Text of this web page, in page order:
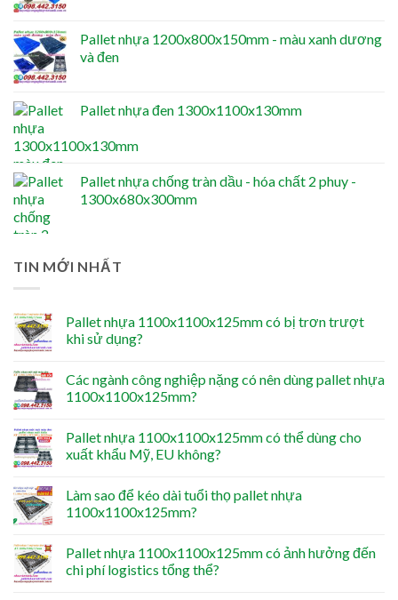
Pallet nhựa 1200x800x150mm - màu xanh dương
và đen
Pallet nhựa đen 1300x1100x130mm
Pallet nhựa chống tràn dầu - hóa chất 2 phuy -
1300x680x300mm
TIN MỚI NHẤT
Pallet nhựa 1100x1100x125mm có bị trơn trượt
khi sử dụng?
Các ngành công nghiệp nặng có nên dùng pallet nhựa
1100x1100x125mm?
Pallet nhựa 1100x1100x125mm có thể dùng cho
xuất khẩu Mỹ, EU không?
Làm sao để kéo dài tuổi thọ pallet nhựa
1100x1100x125mm?
Pallet nhựa 1100x1100x125mm có ảnh hưởng đến
chi phí logistics tổng thể?